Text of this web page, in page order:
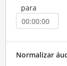
para
Normalizar